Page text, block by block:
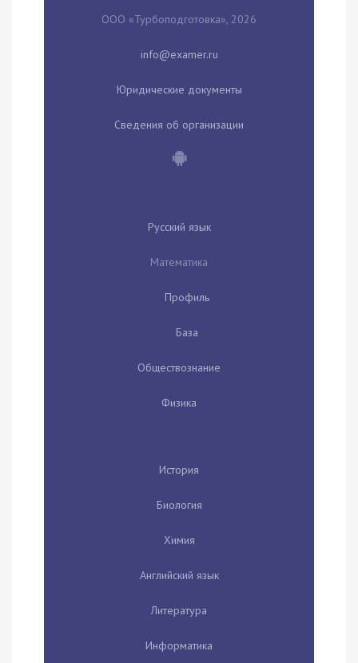
ООО «Турбоподготовка», 2026
Юридические документы
Сведения об организации
Русский язык
Математика
Профиль
База
Обществознание
Физика
История
Биология
Химия
Английский язык
Литература
Информатика